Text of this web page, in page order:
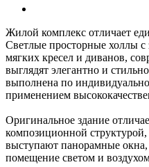
Жилой комплекс отличает
Светлые просторные холлы
мягких кресел и диванов,
выглядят элегантно и
выполнена по
применением
Оригинальное здание
композиционной структурой,
выступают панорамные
помещение светом и